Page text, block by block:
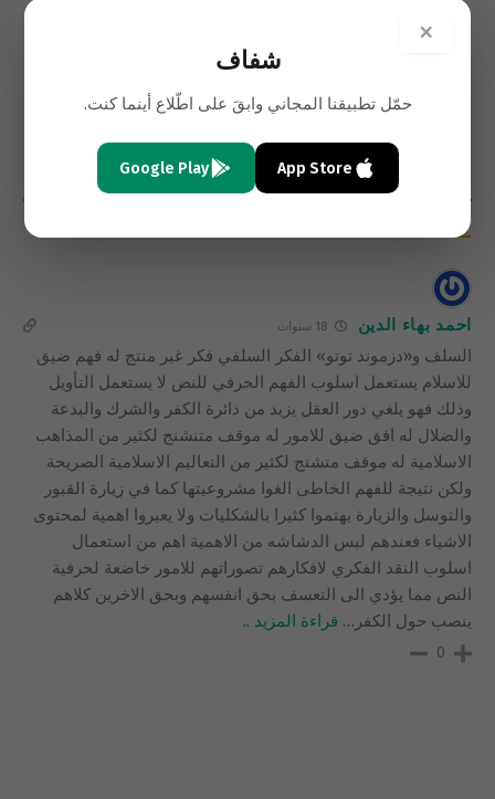
الجمهورية الإسلامية في لبنان؟
الدولة(١-٣)
احمد بهاء الدين 18 سنوات
السلف و«دزموند توتو» الفكر السلفي فكر غير منتج له فهم ضيق
للاسلام يستعمل اسلوب الفهم الحرفي للنص لا يستعمل التأويل
وذلك فهو يلغي دور العقل يزيد من دائرة الكفر والشرك والبدعة
والضلال له افق ضيق للامور له موقف متنشنج لكثير من المذاهب
الاسلامية له موقف متشنج لكثير من التعاليم الاسلامية الصريحة
ولكن نتيجة للفهم الخاطى الغوا مشروعيتها كما في زيارة القبور
والتوسل والزيارة يهتموا كثيرا بالشكليات ولا يعيروا اهمية لمحتوى
الاشياء فعندهم لبس الدشاشه من الاهمية اهم من استعمال
اسلوب النقد الفكري لافكارهم تصوراتهم للامور خاضعة لحرفية
النص مما يؤدي الى التعسف بحق انفسهم وبحق الاخرين كلاهم
ينصب حول الكفر … قراءة المزيد ..
0
×
شفاف
حمّل تطبيقنا المجاني وابقَ على اطّلاع أينما كنت.
App Store
Google Play